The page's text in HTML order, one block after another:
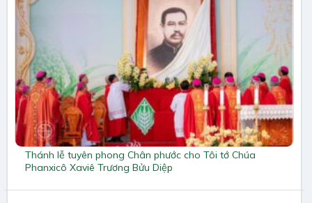
Thánh lễ tuyên phong Chân phước cho Tôi tớ Chúa
Phanxicô Xaviê Trương Bửu Diệp